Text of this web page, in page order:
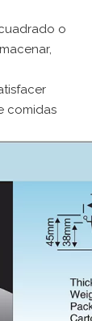
o
comidas